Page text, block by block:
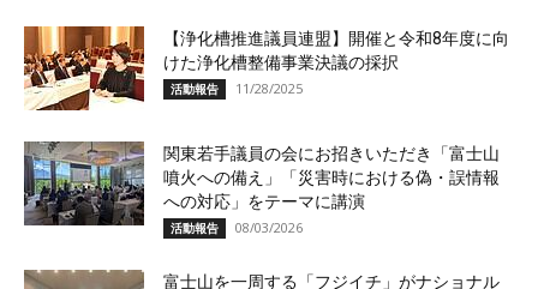
【浄化槽推進議員連盟】開催と令和8年度に向
けた浄化槽整備事業決議の採択
活動報告 11/28/2025
関東若手議員の会にお招きいただき「富士山
噴火への備え」「災害時における偽・誤情報
への対応」をテーマに講演
活動報告 08/03/2026
富士山を一周する「フジイチ」がナショナル